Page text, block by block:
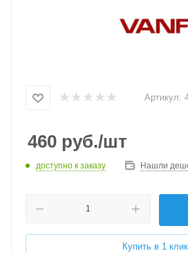
Артикул:
460 руб./шт
доступно к заказу Нашли
Купить в 1 клик